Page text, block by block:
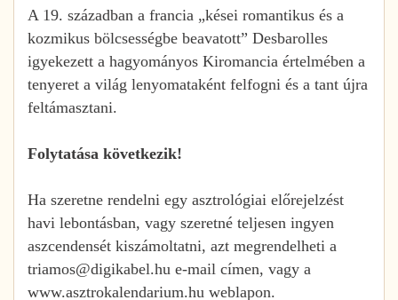
A 19. században a francia „kései romantikus és a
kozmikus bölcsességbe beavatott” Desbarolles
igyekezett a hagyományos Kiromancia értelmében a
tenyeret a világ lenyomataként felfogni és a tant újra
feltámasztani.
Folytatása következik!
Ha szeretne rendelni egy asztrológiai előrejelzést
havi lebontásban, vagy szeretné teljesen ingyen
aszcendensét kiszámoltatni, azt megrendelheti a
triamos@digikabel.hu e-mail címen, vagy a
www.asztrokalendarium.hu weblapon.